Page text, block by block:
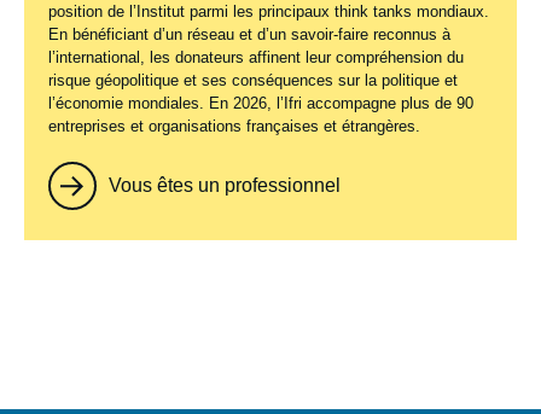
position de l’Institut parmi les principaux think tanks mondiaux.
En bénéficiant d’un réseau et d’un savoir-faire reconnus à
l’international, les donateurs affinent leur compréhension du
risque géopolitique et ses conséquences sur la politique et
l’économie mondiales. En 2026, l’Ifri accompagne plus de 90
entreprises et organisations françaises et étrangères.
Vous êtes un professionnel